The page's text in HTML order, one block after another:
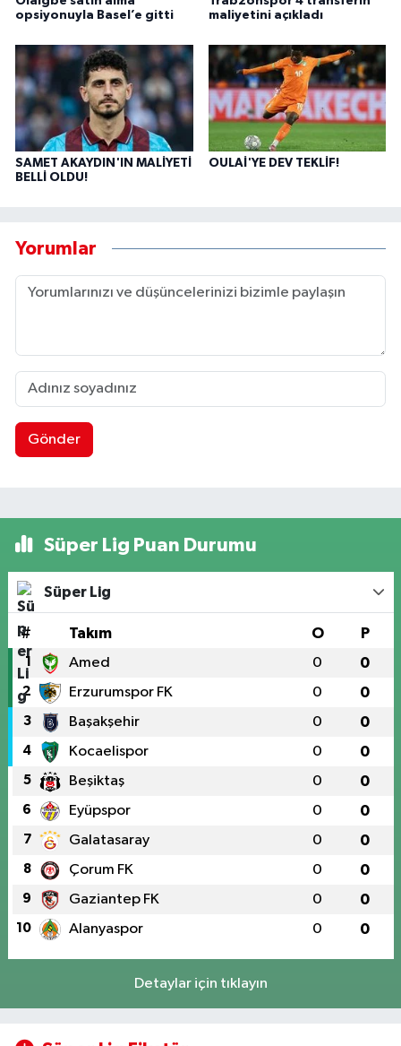
opsiyonuyla Basel’e gitti
maliyetini açıkladı
SAMET AKAYDIN'IN MALİYETİ
BELLİ OLDU!
OULAİ'YE DEV TEKLİF!
Yorumlar
Gönder
Süper Lig Puan Durumu
Süper Lig
# Takım O P
1 Amed 0 0
2 Erzurumspor FK 0 0
3 Başakşehir 0 0
4 Kocaelispor 0 0
5 Beşiktaş 0 0
6 Eyüpspor 0 0
7 Galatasaray 0 0
8 Çorum FK 0 0
9 Gaziantep FK 0 0
10 Alanyaspor 0 0
Detaylar için tıklayın